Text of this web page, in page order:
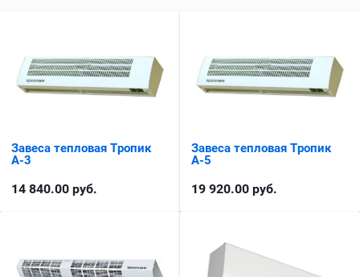
Завеса тепловая Тропик
А-3
14 840.00 руб.
Завеса тепловая Тропик
А-5
19 920.00 руб.